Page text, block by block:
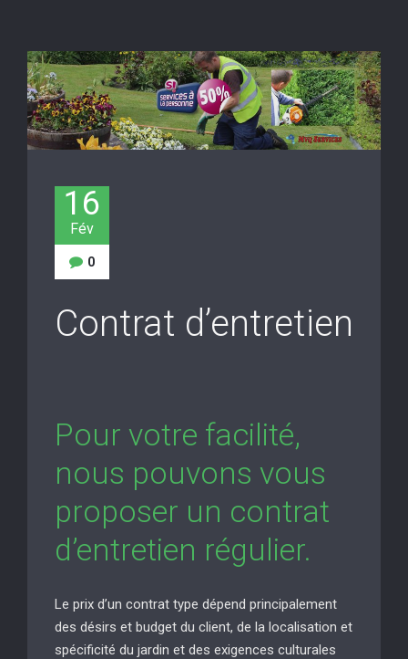
16
Fév
0
Contrat d’entretien
Pour votre facilité,
nous pouvons vous
proposer un contrat
d’entretien régulier.
Le prix d’un contrat type dépend principalement
des désirs et budget du client, de la localisation et
spécificité du jardin et des exigences culturales